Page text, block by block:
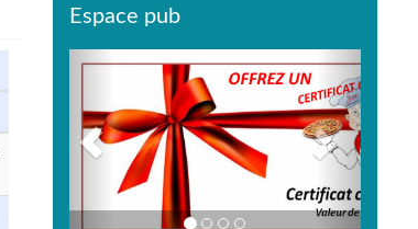
Espace pub
Previous
Next